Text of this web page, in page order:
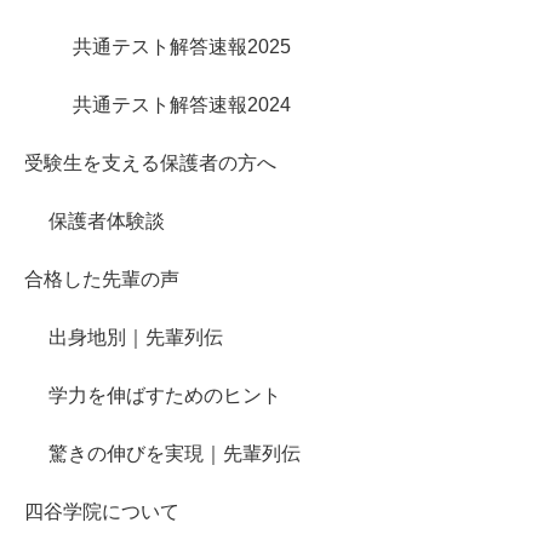
共通テスト解答速報2025
共通テスト解答速報2024
受験生を支える保護者の方へ
保護者体験談
合格した先輩の声
出身地別｜先輩列伝
学力を伸ばすためのヒント
驚きの伸びを実現｜先輩列伝
四谷学院について